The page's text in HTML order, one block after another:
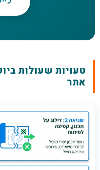
טעויות שעולות
אתר